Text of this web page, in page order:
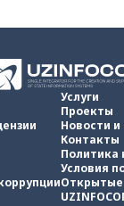
Услуги
Проекты
Новости и
Контакты
Политика
Условия